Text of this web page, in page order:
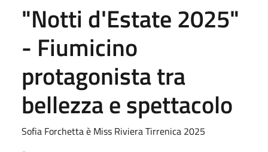
"Notti d'Estate 2025"
- Fiumicino
protagonista tra
bellezza e spettacolo
Sofia Forchetta è Miss Riviera Tirrenica 2025